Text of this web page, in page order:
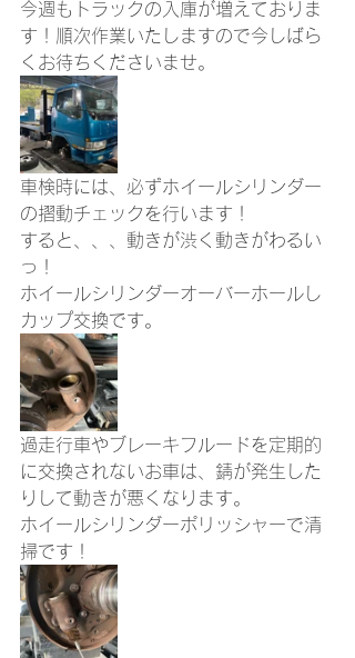
今週もトラックの入庫が増えておりま
す！順次作業いたしますので今しばら
くお待ちくださいませ。
車検時には、必ずホイールシリンダー
の摺動チェックを行います！
すると、、、動きが渋く動きがわるい
っ！
ホイールシリンダーオーバーホールし
カップ交換です。
過走行車やブレーキフルードを定期的
に交換されないお車は、錆が発生した
りして動きが悪くなります。
ホイールシリンダーポリッシャーで清
掃です！